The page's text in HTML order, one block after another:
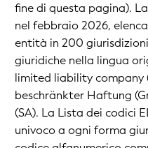
fine di questa pagina).
nel febbraio 2026,
entità in 200
giuridiche nella lingua
limited liability company
beschränkter Haftung
(SA). La Lista dei codici
univoco a ogni forma